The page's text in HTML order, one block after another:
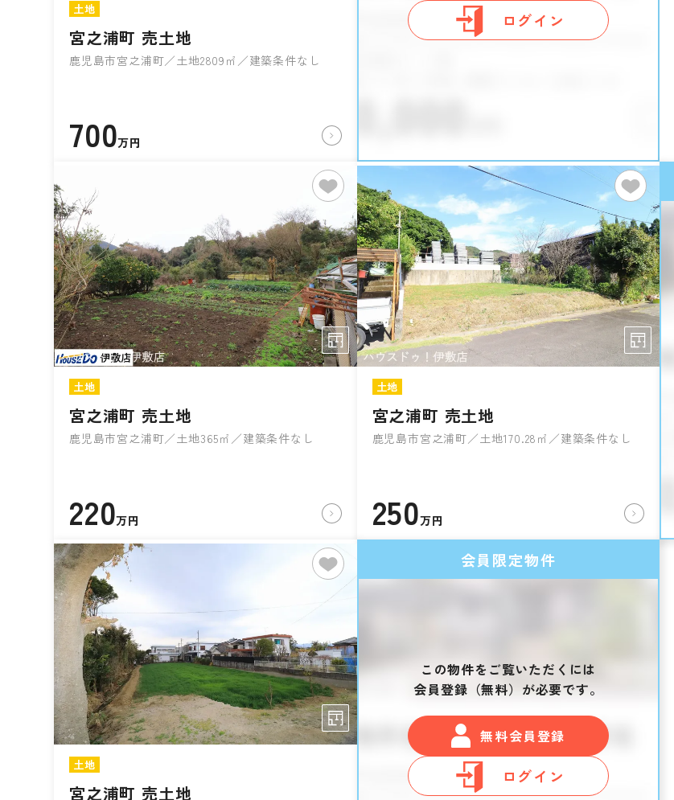
土地
宮之浦町 売土地
鹿児島市宮之浦町／土地2809㎡／建築条件なし
700万円
ログイン
土地
宮之浦町 売土地
鹿児島市宮之浦町／土地365㎡／建築条件なし
220万円
土地
宮之浦町 売土地
鹿児島市宮之浦町／土地170.28㎡／建築条件なし
250万円
土地
宮之浦町 売土地
会員限定物件
この物件をご覧いただくには
会員登録（無料）が必要です。
無料会員登録
ログイン